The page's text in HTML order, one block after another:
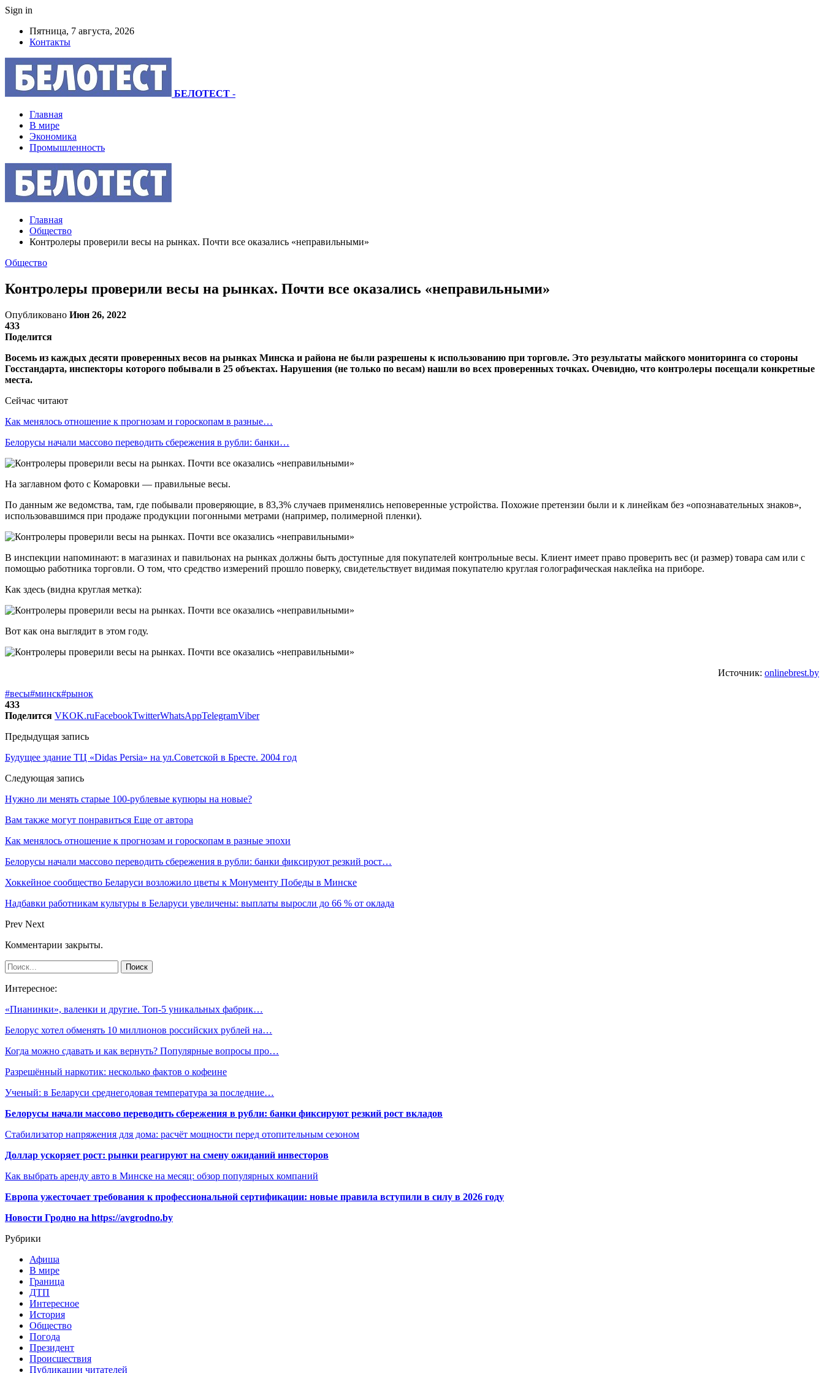
Sign in
Пятница, 7 августа, 2026
Контакты
БЕЛОТЕСТ -
Главная
В мире
Экономика
Промышленность
Главная
Общество
Контролеры проверили весы на рынках. Почти все оказались «неправильными»
Общество
Контролеры проверили весы на рынках. Почти все оказались «неправильными»
Опубликовано Июн 26, 2022
433
Поделится
Восемь из каждых десяти проверенных весов на рынках Минска и района не были разрешены к использованию при торговле. Это результаты майского мониторинга со стороны
Госстандарта, инспекторы которого побывали в 25 объектах. Нарушения (не только по весам) нашли во всех проверенных точках. Очевидно, что контролеры посещали конкретные
места.
Сейчас читают
Как менялось отношение к прогнозам и гороскопам в разные…
Белорусы начали массово переводить сбережения в рубли: банки…
На заглавном фото с Комаровки — правильные весы.
По данным же ведомства, там, где побывали проверяющие, в 83,3% случаев применялись неповеренные устройства. Похожие претензии были и к линейкам без «опознавательных знаков»,
использовавшимся при продаже продукции погонными метрами (например, полимерной пленки).
В инспекции напоминают: в магазинах и павильонах на рынках должны быть доступные для покупателей контрольные весы. Клиент имеет право проверить вес (и размер) товара сам или с
помощью работника торговли. О том, что средство измерений прошло поверку, свидетельствует видимая покупателю круглая голографическая наклейка на приборе.
Как здесь (видна круглая метка):
Вот как она выглядит в этом году.
Источник: onlinebrest.by
#весы#минск#рынок
433
Поделится VKOK.ruFacebookTwitterWhatsAppTelegramViber
Предыдущая запись
Будущее здание ТЦ «Didas Persia» на ул.Советской в Бресте. 2004 год
Следующая запись
Нужно ли менять старые 100-рублевые купюры на новые?
Вам также могут понравиться Еще от автора
Как менялось отношение к прогнозам и гороскопам в разные эпохи
Белорусы начали массово переводить сбережения в рубли: банки фиксируют резкий рост…
Хоккейное сообщество Беларуси возложило цветы к Монументу Победы в Минске
Надбавки работникам культуры в Беларуси увеличены: выплаты выросли до 66 % от оклада
Prev Next
Комментарии закрыты.
Интересное:
«Пианинки», валенки и другие. Топ-5 уникальных фабрик…
Белорус хотел обменять 10 миллионов российских рублей на…
Когда можно сдавать и как вернуть? Популярные вопросы про…
Разрешённый наркотик: несколько фактов о кофеине
Ученый: в Беларуси среднегодовая температура за последние…
Белорусы начали массово переводить сбережения в рубли: банки фиксируют резкий рост вкладов
Стабилизатор напряжения для дома: расчёт мощности перед отопительным сезоном
Доллар ускоряет рост: рынки реагируют на смену ожиданий инвесторов
Как выбрать аренду авто в Минске на месяц: обзор популярных компаний
Европа ужесточает требования к профессиональной сертификации: новые правила вступили в силу в 2026 году
Новости Гродно на https://avgrodno.by
Рубрики
Афиша
В мире
Граница
ДТП
Интересное
История
Общество
Погода
Президент
Происшествия
Публикации читателей